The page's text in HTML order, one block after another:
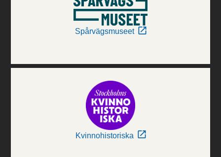
Spårvägsmuseet
Kvinnohistoriska